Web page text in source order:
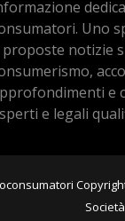
Uno
proposte notizie
e
e legali